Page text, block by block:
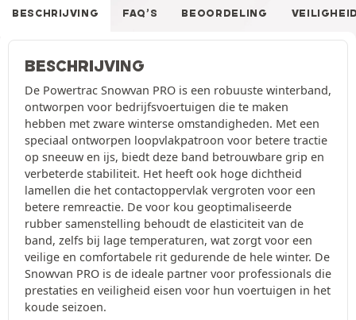
BESCHRIJVING FAQ’S BEOORDELING
BESCHRIJVING
De Powertrac Snowvan PRO is een robuuste winterband,
ontworpen voor bedrijfsvoertuigen die te maken
hebben met zware winterse omstandigheden. Met een
speciaal ontworpen loopvlakpatroon voor betere tractie
op sneeuw en ijs, biedt deze band betrouwbare grip en
verbeterde stabiliteit. Het heeft ook hoge dichtheid
lamellen die het contactoppervlak vergroten voor een
betere remreactie. De voor kou geoptimaliseerde
rubber samenstelling behoudt de elasticiteit van de
band, zelfs bij lage temperaturen, wat zorgt voor een
veilige en comfortabele rit gedurende de hele winter. De
Snowvan PRO is de ideale partner voor professionals die
prestaties en veiligheid eisen voor hun voertuigen in het
koude seizoen.